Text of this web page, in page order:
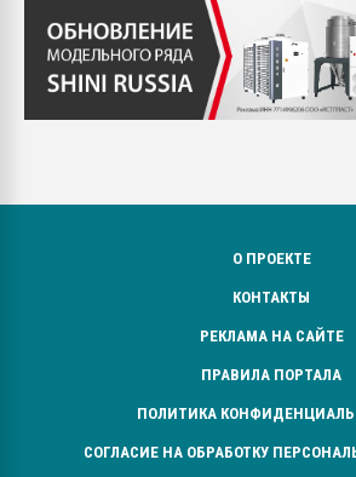
О ПРОЕКТЕ
КОНТАКТЫ
РЕКЛАМА НА САЙТЕ
ПРАВИЛА ПОРТАЛА
ПОЛИТИКА
СОГЛАСИЕ НА ОБРАБОТКУ